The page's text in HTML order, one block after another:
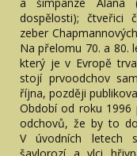
dospělosti); čtveřici
zeber
Na přelomu 70. a 80.
který je v Evropě
stojí prvoodchov
října, později
Období od roku
odchovů, že by to
V úvodních letech